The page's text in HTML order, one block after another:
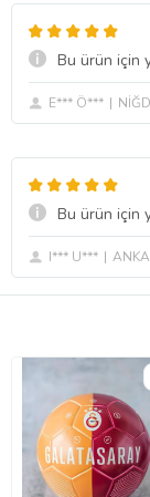
Bu ürün için
E*** Ö***
Bu ürün için
I*** U***